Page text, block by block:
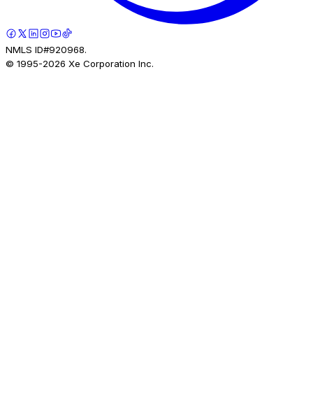
NMLS ID#920968.
© 1995-2026 Xe Corporation Inc.